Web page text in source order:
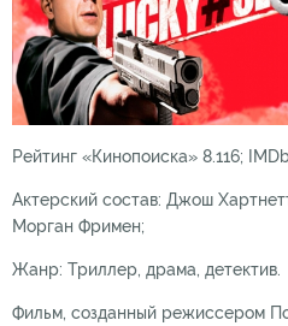
Рейтинг «Кинопоиска» 8.116;
Актерский состав: Джош
Морган Фримен;
Жанр: Триллер, драма, детектив.
Фильм, созданный режиссером